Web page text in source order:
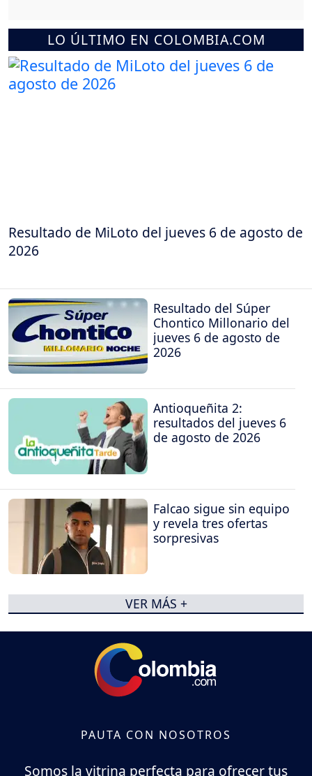
LO ÚLTIMO EN COLOMBIA.COM
Resultado de MiLoto del jueves 6 de agosto de
2026
Resultado del Súper
Chontico Millonario del
jueves 6 de agosto de
2026
Antioqueñita 2:
resultados del jueves 6
de agosto de 2026
Falcao sigue sin equipo
y revela tres ofertas
sorpresivas
VER MÁS +
PAUTA CON NOSOTROS
Somos la vitrina perfecta para ofrecer tus